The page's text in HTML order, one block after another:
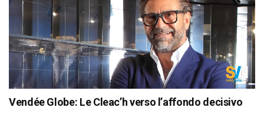
Vendée Globe: Le Cleac’h verso l’affondo decisivo